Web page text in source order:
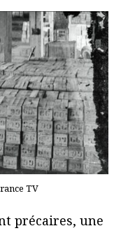
TV
précaires, une